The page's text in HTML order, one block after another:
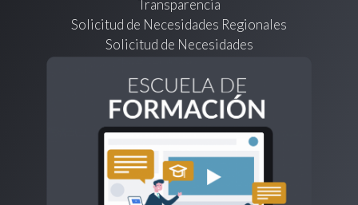
Transparencia
Solicitud de Necesidades Regionales
Solicitud de Necesidades